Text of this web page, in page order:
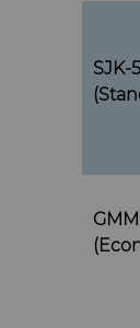
SJK-5
GMM